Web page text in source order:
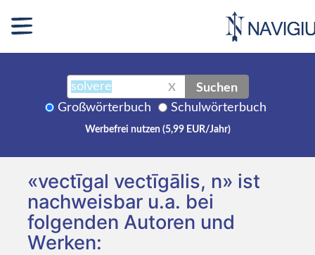
X Suchen
Großwörterbuch Schulwörterbuch
Werbefrei nutzen (5,99 EUR/Jahr)
«vectīgal vectīgālis, n» ist
nachweisbar u.a. bei
folgenden Autoren und
Werken: